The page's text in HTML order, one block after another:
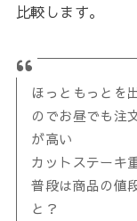
比較します。
ほっともっとを
のでお昼でも注
が高い
カットステーキ
普段は商品の値
と？